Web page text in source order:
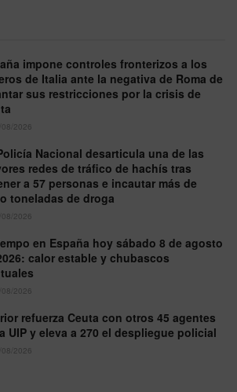
impone controles fronterizos a los
de Italia ante la negativa de Roma de
sus restricciones por la crisis de
2026
Nacional desarticula una de las
redes de tráfico de hachís tras
a 57 personas e incautar más de
toneladas de droga
2026
en España hoy sábado 8 de agosto
calor estable y chubascos
2026
refuerza Ceuta con otros 45 agentes
UIP y eleva a 270 el despliegue policial
2026